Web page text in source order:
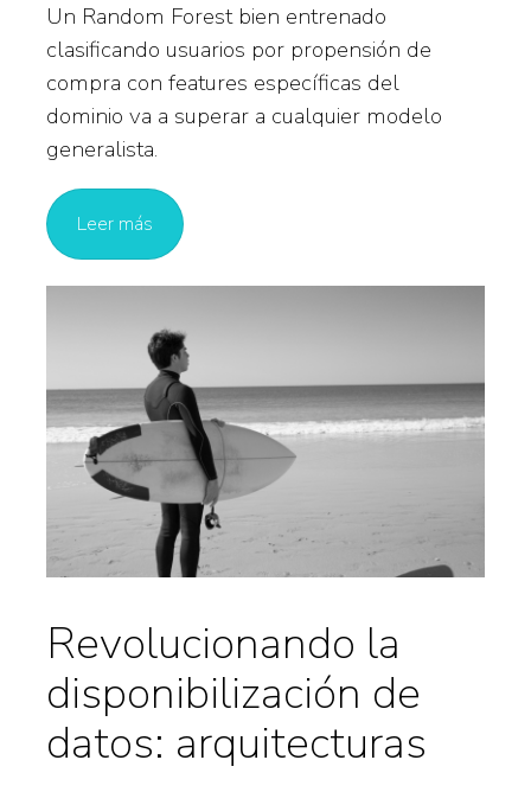
Un Random Forest bien entrenado
clasificando usuarios por propensión de
compra con features específicas del
dominio va a superar a cualquier modelo
generalista.
Leer más
Revolucionando la
disponibilización de
datos: arquitecturas